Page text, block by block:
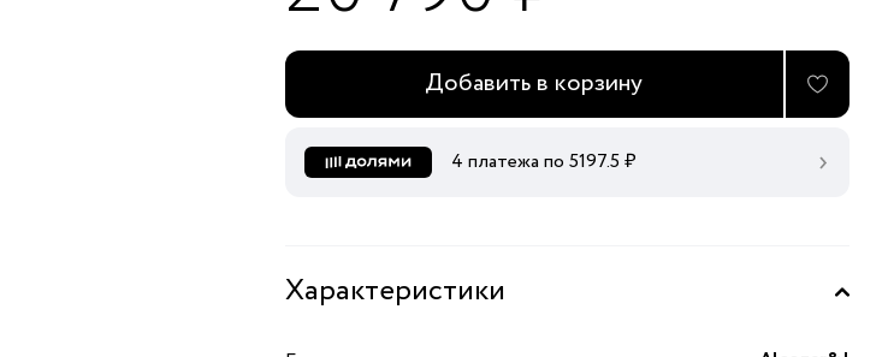
Добавить в корзину
4 платежа по 5197.5 ₽
Характеристики